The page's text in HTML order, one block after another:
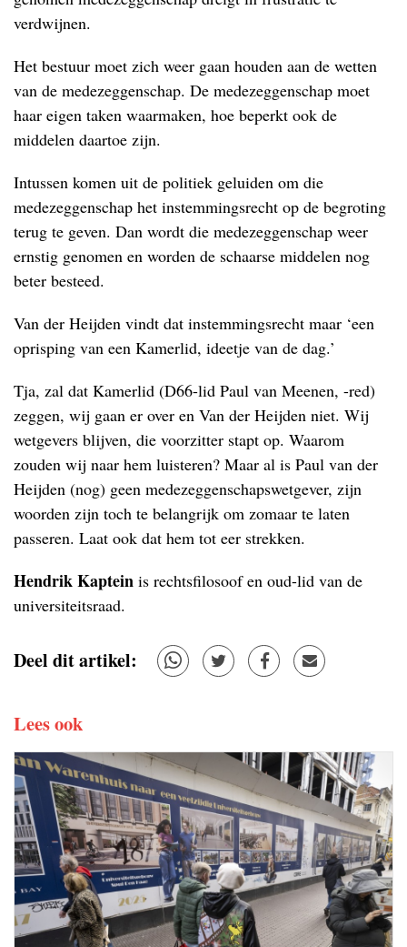
verdwijnen.
Het bestuur moet zich weer gaan houden aan de wetten
van de medezeggenschap. De medezeggenschap moet
haar eigen taken waarmaken, hoe beperkt ook de
middelen daartoe zijn.
Intussen komen uit de politiek geluiden om die
medezeggenschap het instemmingsrecht op de begroting
terug te geven. Dan wordt die medezeggenschap weer
ernstig genomen en worden de schaarse middelen nog
beter besteed.
Van der Heijden vindt dat instemmingsrecht maar ‘een
oprisping van een Kamerlid, ideetje van de dag.’
Tja, zal dat Kamerlid (D66-lid Paul van Meenen, -red)
zeggen, wij gaan er over en Van der Heijden niet. Wij
wetgevers blijven, die voorzitter stapt op. Waarom
zouden wij naar hem luisteren? Maar al is Paul van der
Heijden (nog) geen medezeggenschapswetgever, zijn
woorden zijn toch te belangrijk om zomaar te laten
passeren. Laat ook dat hem tot eer strekken.
Hendrik Kaptein is rechtsfilosoof en oud-lid van de
universiteitsraad.
Deel dit artikel:
Lees ook